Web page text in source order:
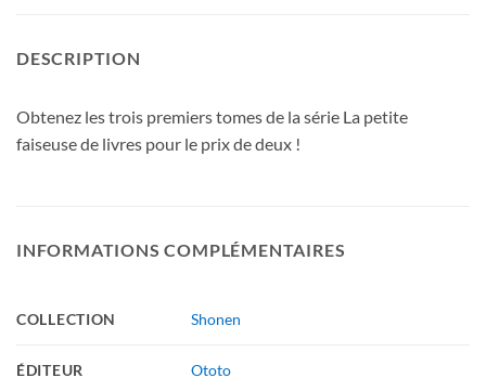
DESCRIPTION
Obtenez les trois premiers tomes de la série La petite
faiseuse de livres pour le prix de deux !
INFORMATIONS COMPLÉMENTAIRES
COLLECTION Shonen
ÉDITEUR Ototo